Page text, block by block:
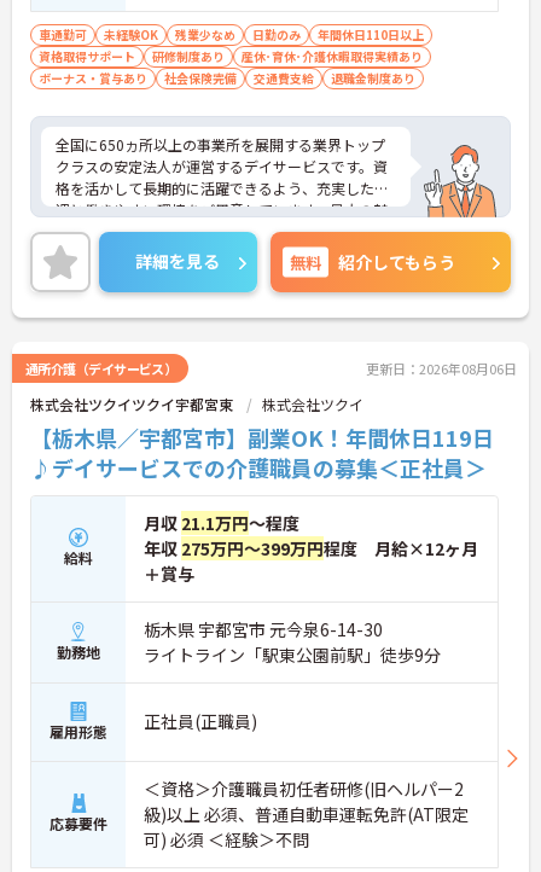
車通勤可 未経験OK 残業少なめ 日勤のみ
年間休日110日以上
資格取得サポート
研修制度あり
産休･育休･介護休暇取得実績あり
ボーナス・賞与あり
社会保険完備 交通費支給 退職金制度あり
全国に650ヵ所以上の事業所を展開する業界トップ
クラスの安定法人が運営するデイサービスです。資
格を活かして長期的に活躍できるよう、充実した待
遇と働きやすい環境をご用意しています。最大の魅
力は夜勤なしの日勤のみで年間休日は119日しっか
り確保できる点にあります。毎月付与されるリフレ
ッシュ休暇を利用して連休の取得も可能です。ま
た、子育てサポート企業として「くるみん認定」を
取得しており、こども休暇や充実した扶養手当など
入社後1年間は専用のチューターがつき手厚くフォ
ローするため、新しい環境への不安を軽減できま
す。最大105万円の賞与支給の実績や、宿泊費補助
等の独自の福利厚生制度も備わっており、有資格者
の方がご自身の個性を大切にしながらやりがいを持
って働き続けられるおすすめの職場です。
★おすすめPOINT★
【夜勤なし×年間休日119日！オンオフのメリハリ
をつけて働ける環境です】
・身体への負担が少ない夜勤なしの勤務で年間休日
119日がしっかりと確保されています
・毎月1日付与されるリフレッシュ休暇と有給を組
み合わせて連休を取得しプライベートを満喫できま
す
・子育てサポート企業として「くるみん認定」を取
得しており未就学児向けのこども休暇など支援体制
が万全です
・頑張りをしっかり還元する過去実績最大105万円
の賞与や配偶者・お子様への手厚い扶養手当を支給
詳細を見る 無料 紹介してもらう
通所介護（デイサービス） 更新日：2026年08月06日
株式会社ツクイツクイ宇都宮東 株式会社ツクイ
【栃木県／宇都宮市】副業OK！年間休日119日
♪デイサービスでの介護職員の募集＜正社員＞
給料
月収 21.1万円～程度
年収 275万円～399万円程度 月給×12ヶ月
＋賞与
勤務地
栃木県 宇都宮市 元今泉6-14-30
ライトライン「駅東公園前駅」徒歩9分
雇用形態 正社員(正職員)
応募要件
＜資格＞介護職員初任者研修(旧ヘルパー2
級)以上 必須、普通自動車運転免許(AT限定
可) 必須 ＜経験＞不問